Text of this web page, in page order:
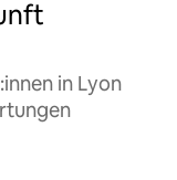
in Lyon